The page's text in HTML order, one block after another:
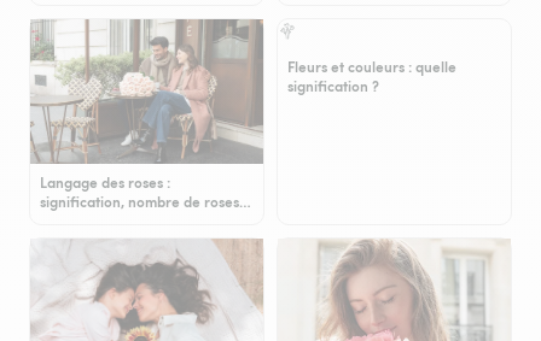
Langage des roses :
signification, nombre de roses…
Fleurs et couleurs : quelle
signification ?